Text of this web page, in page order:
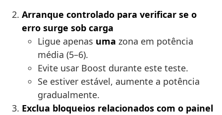
Arranque controlado para verificar se o
erro surge sob carga
Ligue apenas uma zona em potência
média (5–6).
Evite usar Boost durante este teste.
Se estiver estável, aumente a potência
gradualmente.
Exclua bloqueios relacionados com o painel